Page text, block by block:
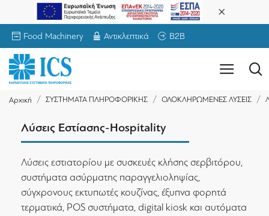
Food Machinery Αντικλεπτικά B2B
Αρχική ΣΥΣΤΗΜΑΤΑ ΠΛΗΡΟΦΟΡΙΚΗΣ ΟΛΟΚΛΗΡΩΜΕΝΕΣ ΛΥΣΕΙΣ
Λύσεις Εστίασης-Hospitality
Λύσεις εστιατορίου με συσκευές κλήσης σερβιτόρου,
συστήματα ασύρματης παραγγελιοληψίας,
σύγχρονους εκτυπωτές κουζίνας, έξυπνα φορητά
τερματικά, POS συστήματα, digital kiosk και αυτόματα